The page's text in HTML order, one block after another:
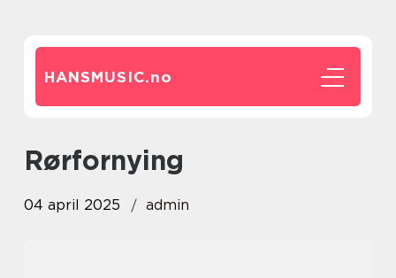
HANSMUSIC.no
Rørfornying
04 april 2025 admin